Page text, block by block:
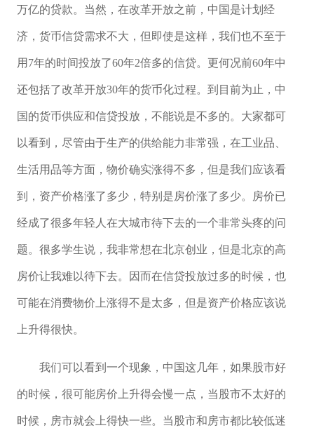
万亿的贷款。当然，在改革开放之前，中国是计划经
济，货币信贷需求不大，但即使是这样，我们也不至于
用7年的时间投放了60年2倍多的信贷。更何况前60年中
还包括了改革开放30年的货币化过程。到目前为止，中
国的货币供应和信贷投放，不能说是不多的。大家都可
以看到，尽管由于生产的供给能力非常强，在工业品、
生活用品等方面，物价确实涨得不多，但是我们应该看
到，资产价格涨了多少，特别是房价涨了多少。房价已
经成了很多年轻人在大城市待下去的一个非常头疼的问
题。很多学生说，我非常想在北京创业，但是北京的高
房价让我难以待下去。因而在信贷投放过多的时候，也
可能在消费物价上涨得不是太多，但是资产价格应该说
上升得很快。
我们可以看到一个现象，中国这几年，如果股市好
的时候，很可能房价上升得会慢一点，当股市不太好的
时候，房市就会上得快一些。当股市和房市都比较低迷